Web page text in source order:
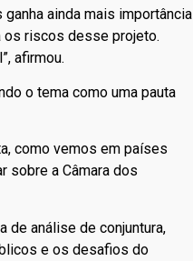
ainda mais importância
os riscos desse projeto.
afirmou.
o tema como uma pauta
como vemos em países
sobre a Câmara dos
de análise de conjuntura,
e os desafios do